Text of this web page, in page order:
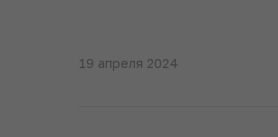
19 апреля 2024